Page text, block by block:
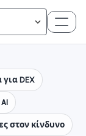
DEX
στον κίνδυνο